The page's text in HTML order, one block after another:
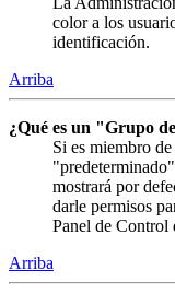
color a los
identificación.
Arriba
¿Qué es un "Grupo
Si es miembro
mostrará por
darle permisos
Panel de Control
Arriba